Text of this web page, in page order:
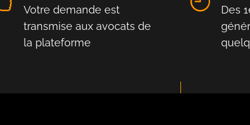
Votre demande est
transmise aux avocats de
la plateforme
Des